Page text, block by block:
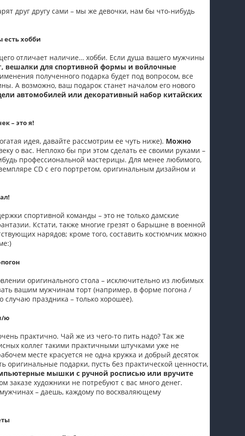
друг другу сами – мы же девочки, нам бы что-нибудь
хобби
отличает наличие… хобби. Если душа вашего мужчины
вешалки для спортивной формы и войлочные
полученного подарка будет под вопросом, все
А возможно, ваш подарок станет началом его нового
автомобилей или декоративный набор китайских
– это я!
идея, давайте рассмотрим ее чуть ниже). Можно
о вас. Неплохо бы при этом сделать ее своими руками –
профессиональной мастерицы. Для менее любимого,
CD с его портретом, оригинальным дизайном и
спортивной команды – это не только дамские
Кстати, также многие грезят о барышне в военной
нарядов; кроме того, составить костюмчик можно
оригинального стола – исключительно из любимых
вашим мужчинам торт (например, в форме погона /
случаю праздника – только хорошее).
ю
практично. Чай же из чего-то пить надо? Так же
коллег такими практичными штучками уже не
месте красуется не одна кружка и добрый десяток
подарки, пусть без практической ценности,
мышки с ручной росписью или вручите
заказе художники не потребуют с вас много денег.
– даешь, каждому по восхваляющему